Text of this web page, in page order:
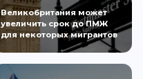
Великобритания может
увеличить срок до ПМЖ
для некоторых мигрантов